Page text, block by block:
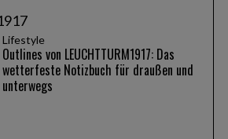
Lifestyle
Outlines von LEUCHTTURM1917: Das
wetterfeste Notizbuch für draußen und
unterwegs